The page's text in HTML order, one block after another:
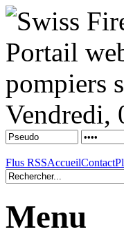
Vendredi,
Flus RSSAccueilContact
Menu